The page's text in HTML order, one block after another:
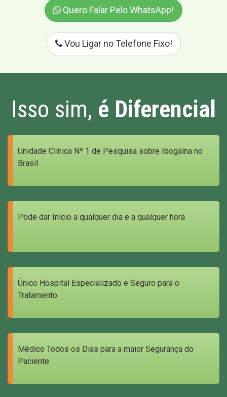
Quero Falar Pelo WhatsApp!
Vou Ligar no Telefone Fixo!
Isso sim, é Diferencial
Unidade Clínica Nº 1 de Pesquisa sobre Ibogaína no
Brasil
Pode dar Início a qualquer dia e a qualquer hora
Único Hospital Especializado e Seguro para o
Tratamento
Médico Todos os Dias para a maior Segurança do
Paciente